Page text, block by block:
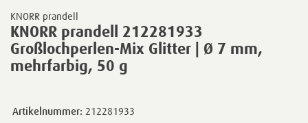
KNORR prandell
KNORR prandell 212281933
Großlochperlen-Mix Glitter | Ø 7 mm,
mehrfarbig, 50 g
Artikelnummer: 212281933